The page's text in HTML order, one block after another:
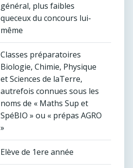
général, plus faibles
queceux du concours lui-
même
Classes préparatoires
Biologie, Chimie, Physique
et Sciences de laTerre,
autrefois connues sous les
noms de « Maths Sup et
SpéBIO » ou « prépas AGRO
»
Elève de 1ere année